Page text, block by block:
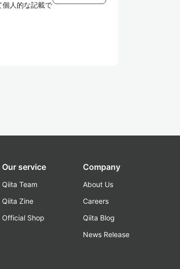
個人的な記載で
Our service
Qiita Team
Qiita Zine
Official Shop
Company
About Us
Careers
Qiita Blog
News Release